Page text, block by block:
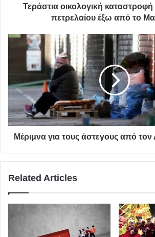
Σπυράκου Σοφία και Τσακαλάκης
Δήμος Αγίας Παρασκευής
προσλήψεις
Τεράστια οικολογική
πετρελαίου έξω από το
Μέριμνα για τους άστεγους από
Related Articles